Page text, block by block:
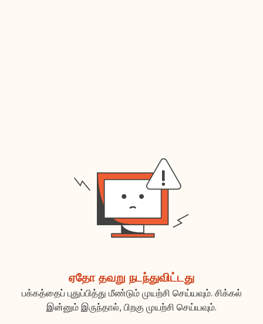
ஏதோ தவறு நடந்துவிட்டது
பக்கத்தைப் புதுப்பித்து மீண்டும் முயற்சி செய்யவும். சிக்கல்
இன்னும் இருந்தால், பிறகு முயற்சி செய்யவும்.